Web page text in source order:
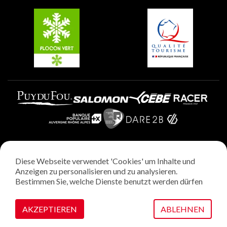
VOIR SUR LA CARTE
Plagne Villages
Plagne Aime 2000
Rechtliche Hinweise
Datenschutzrichtlinie
Verwaltung von Cookies
Diese Webseite verwendet 'Cookies' um Inhalte und
Anzeigen zu personalisieren und zu analysieren.
Bestimmen Sie, welche Dienste benutzt werden dürfen
AKZEPTIEREN ABLEHNEN